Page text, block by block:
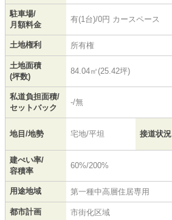
駐車場/
月額料金
有(1台)/0円 カースペース
土地権利 所有権
土地面積
(坪数)
84.04㎡(25.42坪)
私道負担面積/
セットバック
-/無
地目/地勢 宅地/平坦 接道状況
建ぺい率/
容積率
60%/200%
用途地域 第一種中高層住居専用
都市計画 市街化区域